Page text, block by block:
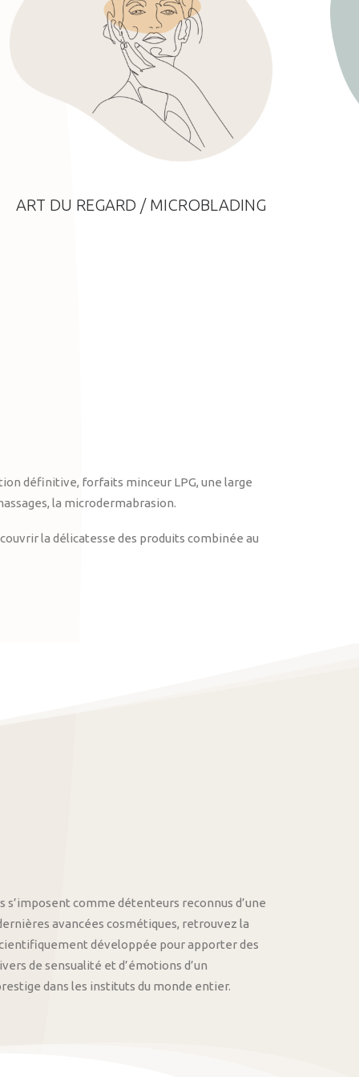
ART DU REGARD / MICROBLADING
définitive, forfaits minceur LPG, une large
la microdermabrasion.
la délicatesse des produits combinée au
s’imposent comme détenteurs reconnus d’une
avancées cosmétiques, retrouvez la
développée pour apporter des
de sensualité et d’émotions d’un
dans les instituts du monde entier.